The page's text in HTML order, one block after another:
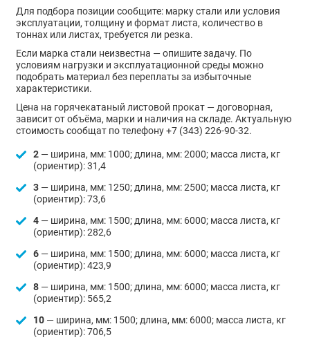
Для подбора позиции сообщите: марку стали или условия
эксплуатации, толщину и формат листа, количество в
тоннах или листах, требуется ли резка.
Если марка стали неизвестна — опишите задачу. По
условиям нагрузки и эксплуатационной среды можно
подобрать материал без переплаты за избыточные
характеристики.
Цена на горячекатаный листовой прокат — договорная,
зависит от объёма, марки и наличия на складе. Актуальную
стоимость сообщат по телефону +7 (343) 226-90-32.
2— ширина, мм: 1000; длина, мм: 2000; масса листа, кг
(ориентир): 31,4
3— ширина, мм: 1250; длина, мм: 2500; масса листа, кг
(ориентир): 73,6
4— ширина, мм: 1500; длина, мм: 6000; масса листа, кг
(ориентир): 282,6
6— ширина, мм: 1500; длина, мм: 6000; масса листа, кг
(ориентир): 423,9
8— ширина, мм: 1500; длина, мм: 6000; масса листа, кг
(ориентир): 565,2
10— ширина, мм: 1500; длина, мм: 6000; масса листа, кг
(ориентир): 706,5